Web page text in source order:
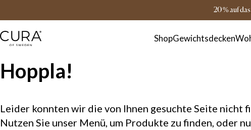
20 % auf
ShopGewichtsdecken
Hoppla!
Leider konnten wir die von Ihnen gesuchte Seite nicht
Nutzen Sie unser Menü, um Produkte zu finden, oder